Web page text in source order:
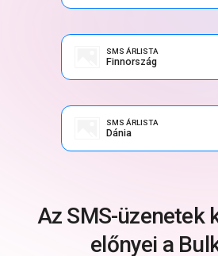
SMS ÁRLISTA
Finnország
SMS ÁRLISTA
Dánia
Az SMS-üzenetek
előnyei a